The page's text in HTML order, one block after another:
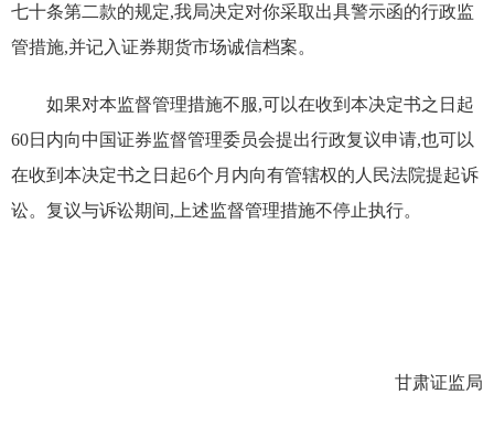
七十条第二款的规定,我局决定对你采取出具警示函的行政监
管措施,并记入证券期货市场诚信档案。
如果对本监督管理措施不服,可以在收到本决定书之日起
60日内向中国证券监督管理委员会提出行政复议申请,也可以
在收到本决定书之日起6个月内向有管辖权的人民法院提起诉
讼。复议与诉讼期间,上述监督管理措施不停止执行。
甘肃证监局